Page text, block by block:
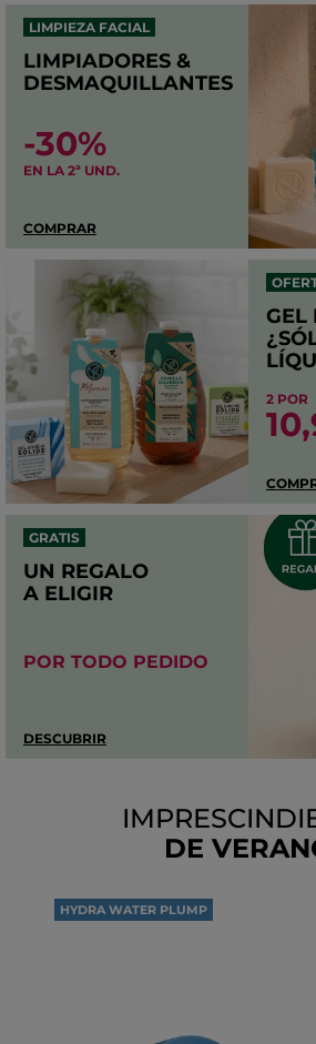
LIMPIEZA FACIAL
LIMPIADORES &
DESMAQUILLANTES
-30%
EN LA 2ª UND.
COMPRAR
GEL
2 POR
GRATIS
UN REGALO
A ELIGIR
POR TODO PEDIDO​
DESCUBRIR
DE
HYDRA WATER PLUMP